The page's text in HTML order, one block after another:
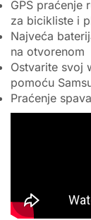
GPS praćenje
za bicikliste i
Najveća
na otvorenom
Ostvarite svoj
pomoću
Praćenje